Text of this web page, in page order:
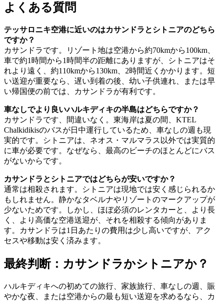
よくある質問
テッサロニキ空港に近いのはカサンドラとシトニアのどちら
ですか？
カサンドラです。リゾート地は空港から約70kmから100km、
車で約1時間から1時間半の距離にありますが、シトニアはそ
れより遠く、約110kmから130km、2時間近くかかります。短
い送迎が重要なら、遅い到着の後、幼い子供連れ、または早
い帰国便の前では、カサンドラが有利です。
車なしでより良いハルキディキの半島はどちらですか？
カサンドラです、間違いなく。東海岸は夏の間、KTEL
Chalkidikisのバスが日中運行しているため、車なしの週も現
実的です。シトニアは、ネオス・マルマラス以外では実質的
に車が必要です。なぜなら、最高のビーチのほとんどにバス
がないからです。
カサンドラとシトニアではどちらが安いですか？
通常は相殺されます。シトニアは現地では安く感じられるか
もしれません。静かなタベルナやリゾートのマークアップが
少ないためです。しかし、ほぼ必須のレンタカーと、より長
く、より高価な空港送迎が、それを相殺する傾向がありま
す。カサンドラは1日あたりの費用は少し高いですが、アク
セスや移動は安く済みます。
最終判断：カサンドラかシトニアか？
ハルキディキへの初めての旅行、家族旅行、車なしの週、賑
やかな夜、または空港からの最も短い送迎を求めるなら、カ